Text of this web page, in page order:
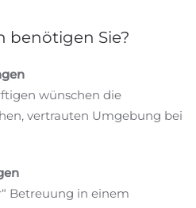
benötigen Sie?
wünschen die
vertrauten Umgebung bei
Betreuung in einem